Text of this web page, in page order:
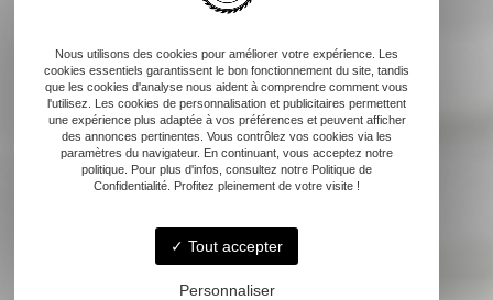
Nous utilisons des cookies pour améliorer votre expérience. Les
cookies essentiels garantissent le bon fonctionnement du site, tandis
que les cookies d'analyse nous aident à comprendre comment vous
l'utilisez. Les cookies de personnalisation et publicitaires permettent
une expérience plus adaptée à vos préférences et peuvent afficher
des annonces pertinentes. Vous contrôlez vos cookies via les
paramètres du navigateur. En continuant, vous acceptez notre
politique. Pour plus d'infos, consultez notre Politique de
Confidentialité. Profitez pleinement de votre visite !
Tout accepter
Personnaliser